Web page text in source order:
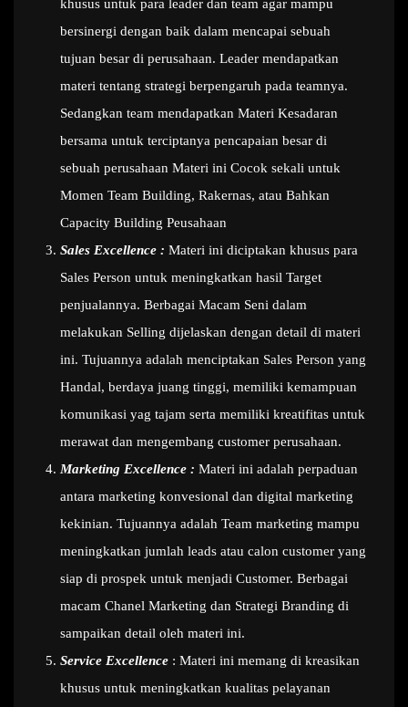
khusus untuk para leader dan team agar mampu
bersinergi dengan baik dalam mencapai sebuah
tujuan besar di perusahaan. Leader mendapatkan
materi tentang strategi berpengaruh pada teamnya.
Sedangkan team mendapatkan Materi Kesadaran
bersama untuk terciptanya pencapaian besar di
sebuah perusahaan Materi ini Cocok sekali untuk
Momen Team Building, Rakernas, atau Bahkan
Capacity Building Peusahaan
Sales Excellence : Materi ini diciptakan khusus para
Sales Person untuk meningkatkan hasil Target
penjualannya. Berbagai Macam Seni dalam
melakukan Selling dijelaskan dengan detail di materi
ini. Tujuannya adalah menciptakan Sales Person yang
Handal, berdaya juang tinggi, memiliki kemampuan
komunikasi yag tajam serta memiliki kreatifitas untuk
merawat dan mengembang customer perusahaan.
Marketing Excellence : Materi ini adalah perpaduan
antara marketing konvesional dan digital marketing
kekinian. Tujuannya adalah Team marketing mampu
meningkatkan jumlah leads atau calon customer yang
siap di prospek untuk menjadi Customer. Berbagai
macam Chanel Marketing dan Strategi Branding di
sampaikan detail oleh materi ini.
Service Excellence : Materi ini memang di kreasikan
khusus untuk meningkatkan kualitas pelayanan